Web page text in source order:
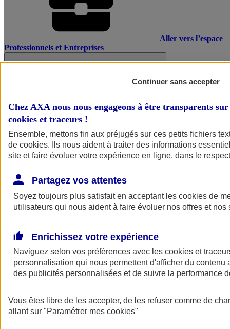
Aller vers l’espace
Professionnels et Entreprises
AXA Assurance
Continuer sans accepter
Chez AXA nous nous engageons à être transparents
cookies et traceurs !
Ensemble, mettons fin aux préjugés sur ces petits fichiers
de cookies. Ils nous aident à traiter des informations
site et faire évoluer votre expérience en ligne, dans le
Partagez vos attentes
Soyez toujours plus satisfait en acceptant les cookies de
utilisateurs qui nous aident à faire évoluer nos offres et nos
Enrichissez votre expérience
Naviguez selon vos préférences avec les cookies et
personnalisation qui nous permettent d'afficher du contenu
des publicités personnalisées et de suivre la performance
Vous êtes libre de les accepter, de les refuser comme de
allant sur "Paramétrer mes cookies"